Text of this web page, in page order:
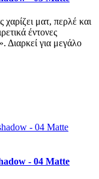
ματ, περλέ και
έντονες
Διαρκεί για μεγάλο
- 04 Matte